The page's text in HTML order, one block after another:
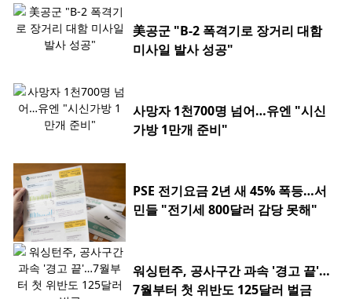
美공군 "B-2 폭격기로 장거리 대함
미사일 발사 성공"
사망자 1천700명 넘어…유엔 "시신
가방 1만개 준비"
PSE 전기요금 2년 새 45% 폭등…서
민들 "전기세 800달러 감당 못해"
워싱턴주, 공사구간 과속 '경고 끝'…
7월부터 첫 위반도 125달러 벌금